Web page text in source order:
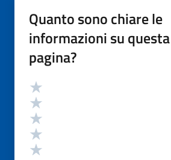
Quanto sono chiare le
informazioni su questa
pagina?
Valutazione